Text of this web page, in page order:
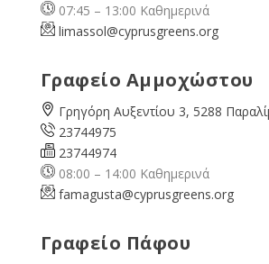
07:45 – 13:00 Καθημερινά
limassol@cyprusgreens.org
Γραφείο Αμμοχώστου
Γρηγόρη Αυξεντίου 3, 5288
23744975
23744974
08:00 – 14:00 Καθημερινά
famagusta@cyprusgreens.org
Γραφείο Πάφου